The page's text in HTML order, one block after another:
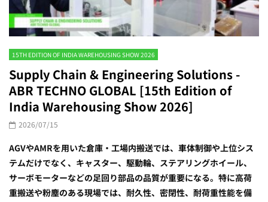
15TH EDITION OF INDIA WAREHOUSING SHOW 2026
Supply Chain & Engineering Solutions -
ABR TECHNO GLOBAL [15th Edition of
India Warehousing Show 2026]
2026/07/15
AGVやAMRを用いた倉庫・工場内搬送では、車体制御や上位シス
テムだけでなく、キャスター、駆動輪、ステアリングホイール、
サーボモーターなどの足回り部品の品質が重要になる。特に高荷
重搬送や粉塵のある現場では、耐久性、密閉性、耐荷重性能を備